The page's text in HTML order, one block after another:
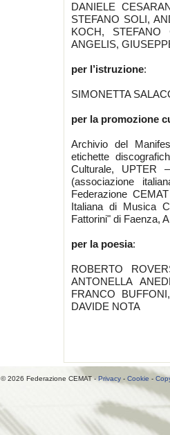
DANIELE
STEFANO SOLI,
KOCH, STEFANO
ANGELIS,
per l’istruzione:
SIMONETTA
per la promozione
Archivio del
etichette
Culturale, UPTER
(associazione
Federazione
Italiana di Musica
Fattorini" di Faenza,
per la poesia:
ROBERTO
ANTONELLA
FRANCO
DAVIDE NOTA
© 2026 Federazione CEMAT -Privacy - Cookie -